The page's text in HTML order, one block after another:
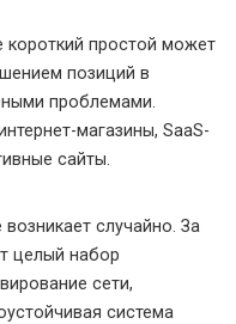
простой может
позиций в
проблемами.
магазины, SaaS-
сайты.
случайно. За
целый набор
сети,
система